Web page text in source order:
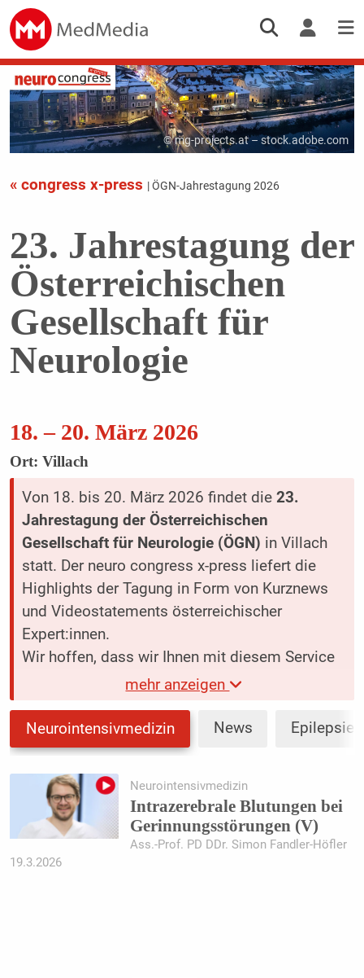
© mg-projects.at – stock.adobe.com
« congress x-press | ÖGN-Jahrestagung 2026
23. Jahrestagung der
Österreichischen
Gesellschaft für
Neurologie
18. – 20. März 2026
Ort: Villach
Von 18. bis 20. März 2026 findet die 23.
Jahrestagung der Österreichischen
Gesellschaft für Neurologie (ÖGN) in Villach
statt. Der neuro congress x-press liefert die
Highlights der Tagung in Form von Kurznews
und Videostatements österreichischer
Expert:innen.
Wir hoffen, dass wir Ihnen mit diesem Service
einen fachkundigen Überblick zum Kongress-
Damit Sie keine Neuigkeiten verpassen,
melden Sie sich am besten gleich für den
neurologisch e-newsNewsletter an!
mehr anzeigen
Neurointensivmedizin News Epilepsie
Neurointensivmedizin
Intrazerebrale Blutungen bei
Gerinnungsstörungen (V)
Ass.-Prof. PD DDr. Simon Fandler-Höfler
19.3.2026